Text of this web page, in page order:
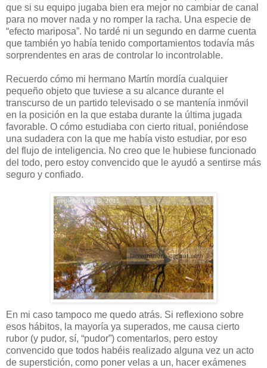
que si su equipo jugaba bien era mejor no cambiar de canal
para no mover nada y no romper la racha. Una especie de
“efecto mariposa”. No tardé ni un segundo en darme cuenta
que también yo había tenido comportamientos todavía más
sorprendentes en aras de controlar lo incontrolable.
Recuerdo cómo mi hermano Martín mordía cualquier
pequeño objeto que tuviese a su alcance durante el
transcurso de un partido televisado o se mantenía inmóvil
en la posición en la que estaba durante la última jugada
favorable. O cómo estudiaba con cierto ritual, poniéndose
una sudadera con la que me había visto estudiar, por eso
del flujo de inteligencia. No creo que le hubiese funcionado
del todo, pero estoy convencido que le ayudó a sentirse más
seguro y confiado.
En mi caso tampoco me quedo atrás. Si reflexiono sobre
esos hábitos, la mayoría ya superados, me causa cierto
rubor (y pudor, sí, “pudor”) comentarlos, pero estoy
convencido que todos habéis realizado alguna vez un acto
de superstición, como poner velas a un, hacer exámenes